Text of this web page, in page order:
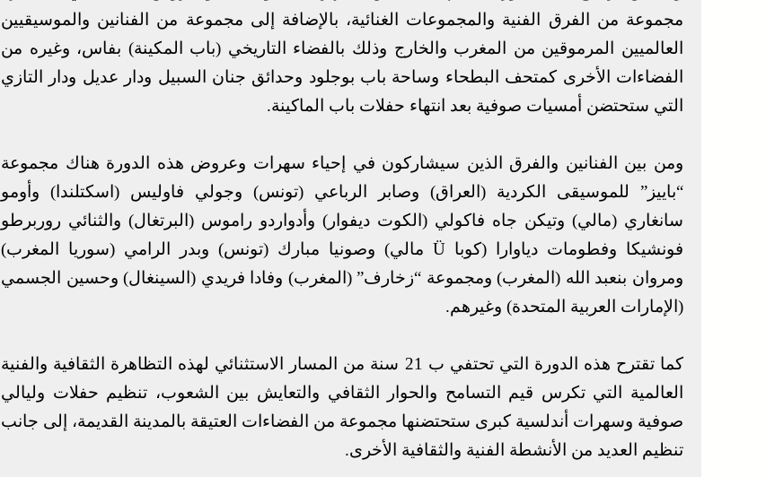
مجموعة من الفرق الفنية والمجموعات الغنائية، بالإضافة إلى مجموعة من الفنانين والموسيقيين
العالميين المرموقين من المغرب والخارج وذلك بالفضاء التاريخي (باب المكينة) بفاس، وغيره من
الفضاءات الأخرى كمتحف البطحاء وساحة باب بوجلود وحدائق جنان السبيل ودار عديل ودار التازي
التي ستحتضن أمسيات صوفية بعد انتهاء حفلات باب الماكينة.
ومن بين الفنانين والفرق الذين سيشاركون في إحياء سهرات وعروض هذه الدورة هناك مجموعة
“باييز” للموسيقى الكردية (العراق) وصابر الرباعي (تونس) وجولي فاوليس (اسكتلندا) وأومو
سانغاري (مالي) وتيكن جاه فاكولي (الكوت ديفوار) وأدواردو راموس (البرتغال) والثنائي روربرطو
فونشيكا وفطومات دياوارا (كوبا Ü مالي) وصونيا مبارك (تونس) وبدر الرامي (سوريا المغرب)
ومروان بنعبد الله (المغرب) ومجموعة “زخارف” (المغرب) وفادا فريدي (السينغال) وحسين الجسمي
(الإمارات العربية المتحدة) وغيرهم.
كما تقترح هذه الدورة التي تحتفي ب 21 سنة من المسار الاستثنائي لهذه التظاهرة الثقافية والفنية
العالمية التي تكرس قيم التسامح والحوار الثقافي والتعايش بين الشعوب، تنظيم حفلات وليالي
صوفية وسهرات أندلسية كبرى ستحتضنها مجموعة من الفضاءات العتيقة بالمدينة القديمة، إلى جانب
تنظيم العديد من الأنشطة الفنية والثقافية الأخرى.